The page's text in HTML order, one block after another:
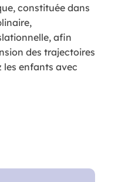
constituée dans
afin
des trajectoires
les enfants avec